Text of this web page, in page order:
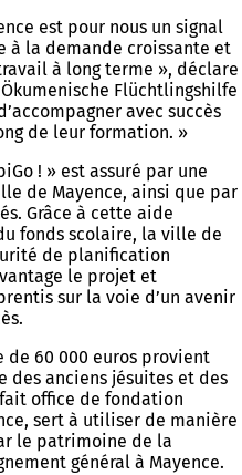
est pour nous un signal
à la demande croissante et
à long terme », déclare
Flüchtlingshilfe
avec succès
de leur formation. »
! » est assuré par une
de Mayence, ainsi que par
Grâce à cette aide
fonds scolaire, la ville de
de planification
le projet et
sur la voie d’un avenir
60 000 euros provient
des anciens jésuites et des
office de fondation
sert à utiliser de manière
le patrimoine de la
général à Mayence.